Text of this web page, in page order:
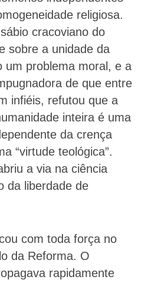
religiosa.
cracoviano do
sobre a unidade da
um problema moral, e a
de que entre
infiéis, refutou que a
inteira é uma
da crença
“virtude teológica”.
a via na ciência
da liberdade de
com toda força no
da Reforma. O
rapidamente